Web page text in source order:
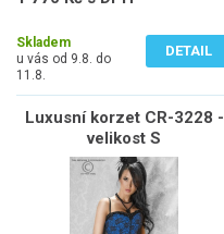
Skladem
u vás od 9.8. do
11.8.
DETAIL
Luxusní korzet CR-3228 -
velikost S